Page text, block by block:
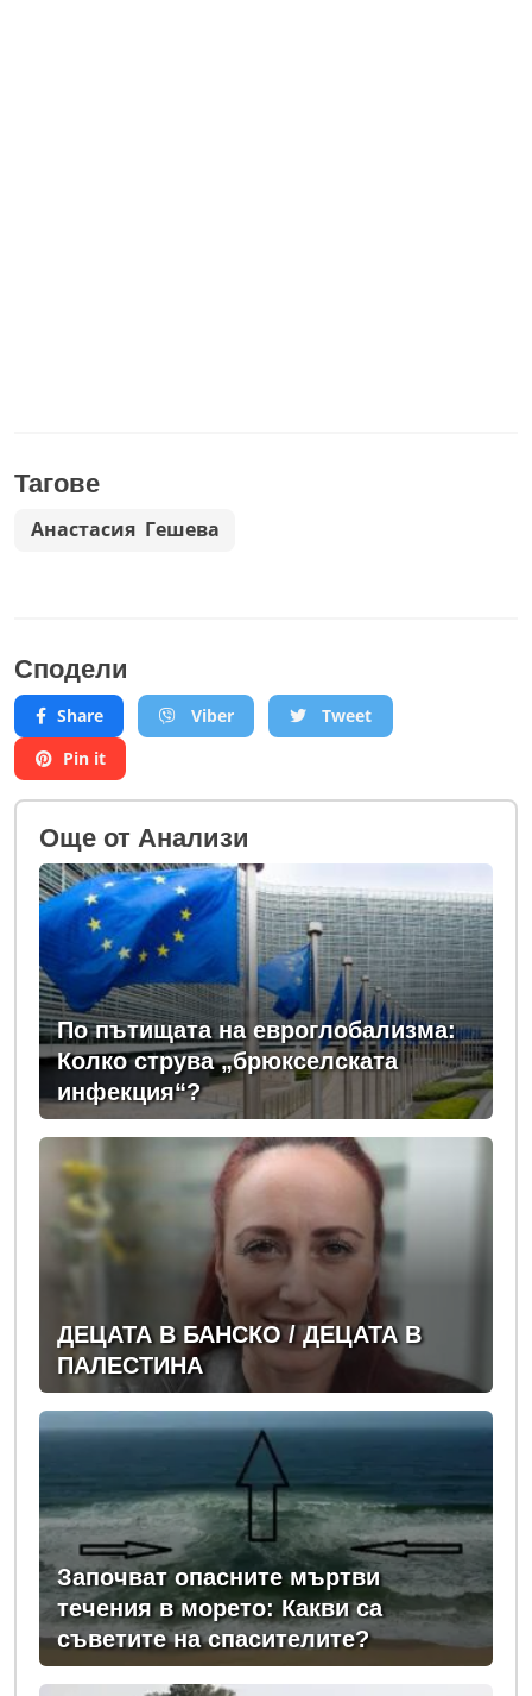
Тагове
Анастасия Гешева
Сподели
Share Viber
Tweet
Pin it
Oще от Анализи
По пътищата на евроглобализма:
Колко струва „брюкселската
инфекция“?
ДЕЦАТА В БАНСКО / ДЕЦАТА В
ПАЛЕСТИНА
Започват опасните мъртви
течения в морето: Какви са
съветите на спасителите?